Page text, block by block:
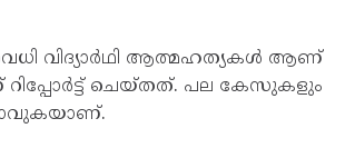
വിദ്യാർഥി ആത്മഹത്യകൾ ആണ്
റി​പ്പോർട്ട് ചെയ്തത്. പല കേസുകളും